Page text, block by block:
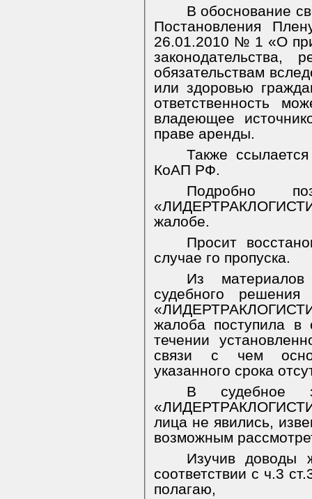
В обоснование
Постановления
26.01.2010 № 1 «О
законодательства,
обязательствам
или здоровью
ответственность
владеющее
праве аренды.
Также
КоАП РФ.
Подробно
жалобе.
Просит
случае го пропуска.
Из
судебного решения
жалоба поступила в
течении
связи с чем
указанного срока
В судебное
лица не явились,
возможным
Изучив доводы
соответствии с ч.3
полагаю,